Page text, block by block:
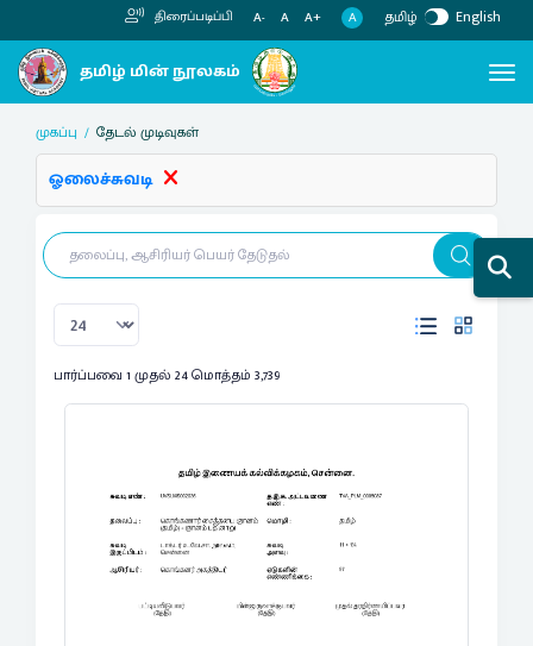
திரைப்படிப்பி A- A A+ A தமிழ் English
முகப்பு தேடல் முடிவுகள்
ஓலைச்சுவடி
பார்ப்பவை 1 முதல் 24 மொத்தம் 3,739